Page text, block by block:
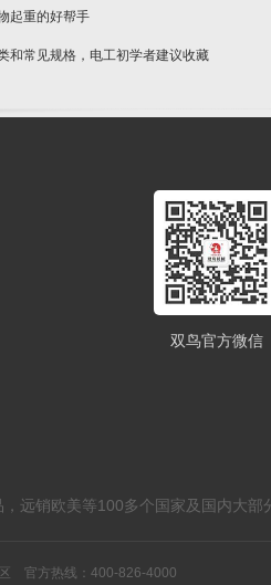
起重的好帮手
和常见规格，电工初学者建议收藏
双鸟官方微信
远销欧美等100多个国家及国内大部
官方热线：400-826-4000